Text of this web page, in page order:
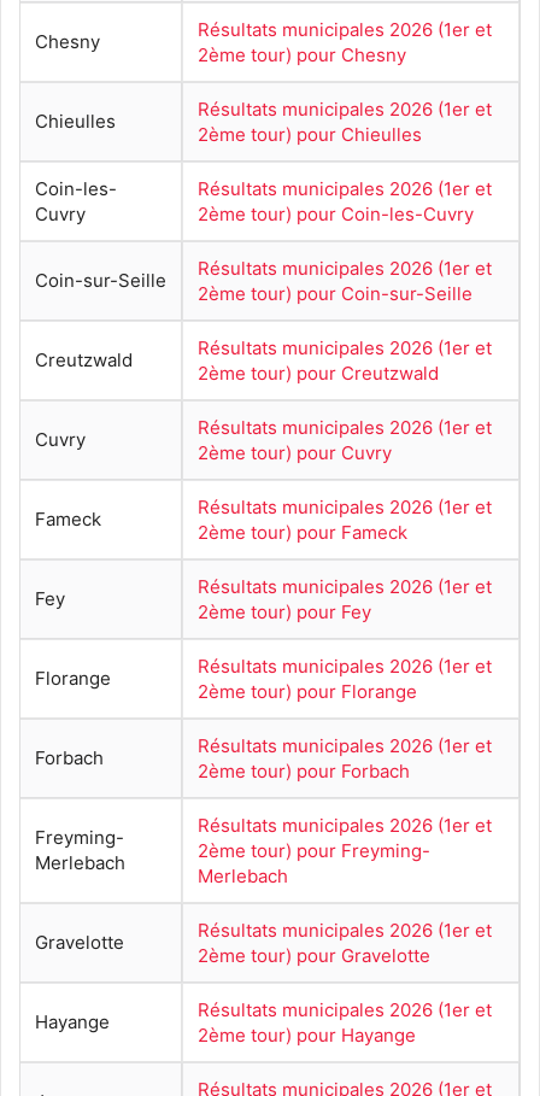
Chesny
Résultats municipales 2026 (1er et
2ème tour) pour Chesny
Chieulles
Résultats municipales 2026 (1er et
2ème tour) pour Chieulles
Coin-les-
Cuvry
Résultats municipales 2026 (1er et
2ème tour) pour Coin-les-Cuvry
Coin-sur-Seille
Résultats municipales 2026 (1er et
2ème tour) pour Coin-sur-Seille
Creutzwald
Résultats municipales 2026 (1er et
2ème tour) pour Creutzwald
Cuvry
Résultats municipales 2026 (1er et
2ème tour) pour Cuvry
Fameck
Résultats municipales 2026 (1er et
2ème tour) pour Fameck
Fey
Résultats municipales 2026 (1er et
2ème tour) pour Fey
Florange
Résultats municipales 2026 (1er et
2ème tour) pour Florange
Forbach
Résultats municipales 2026 (1er et
2ème tour) pour Forbach
Freyming-
Merlebach
Résultats municipales 2026 (1er et
2ème tour) pour Freyming-
Merlebach
Gravelotte
Résultats municipales 2026 (1er et
2ème tour) pour Gravelotte
Hayange
Résultats municipales 2026 (1er et
2ème tour) pour Hayange
Résultats municipales 2026 (1er et